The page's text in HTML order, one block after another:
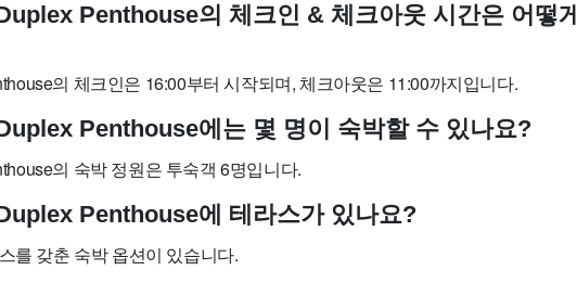
Penthouse의 체크인 & 체크아웃 시간은 어떻게
의 체크인은 16:00부터 시작되며, 체크아웃은 11:00까지입니다.
Penthouse에는 몇 명이 숙박할 수 있나요?
의 숙박 정원은 투숙객 6명입니다.
Penthouse에 테라스가 있나요?
를 갖춘 숙박 옵션이 있습니다.